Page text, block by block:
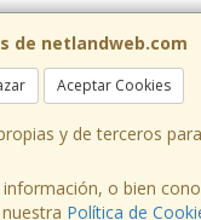
de netlandweb.com
Aceptar Cookies
y de terceros
o bien
Política de